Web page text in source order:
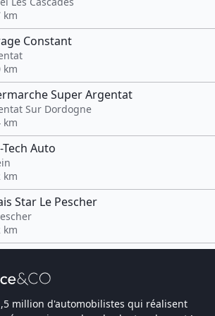
km
Constant
km
Super Argentat
Sur Dordogne
km
Tech Auto
km
Star Le Pescher
km
million d'automobilistes qui réalisent